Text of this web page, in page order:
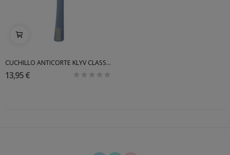
CUCHILLO ANTICORTE KLYV CLASSIC
13,95 €